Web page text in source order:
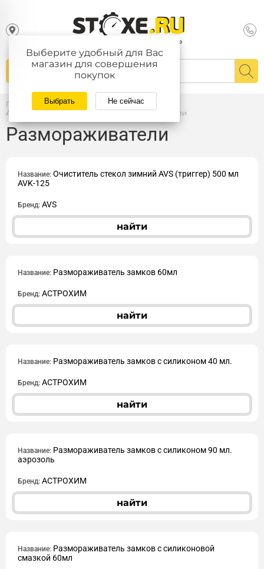
Выберите удобный для Вас
магазин для совершения
покупок
Выбрать Не сейчас
Главная / Каталог Автопринадлежности
Автохимия, Автокосметика / Размораживатели
Размораживатели
Название: Очиститель стекол зимний AVS (триггер) 500 мл
AVK-125
Бренд: AVS
найти
Название: Размораживатель замков 60мл
Бренд: АСТРОХИМ
найти
Название: Размораживатель замков с силиконом 40 мл.
Бренд: АСТРОХИМ
найти
Название: Размораживатель замков с силиконом 90 мл.
аэрозоль
Бренд: АСТРОХИМ
найти
Название: Размораживатель замков с силиконовой
смазкой 60мл